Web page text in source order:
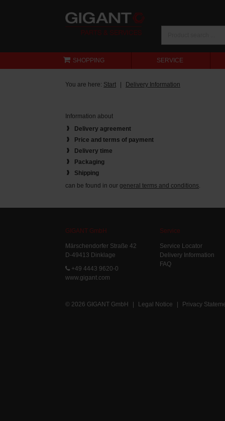
SHOPPING SERVICE
You are here: Start Delivery Information
Information about
Delivery agreement
Price and terms of payment
Delivery time
Packaging
Shipping
can be found in our general terms and conditions.
GIGANT GmbH
Märschendorfer Straße 42
D-49413 Dinklage
+49 4443 9620-0
www.gigant.com
Service
Service Locator
Delivery Information
FAQ
© 2026 GIGANT GmbH | Legal Notice | Privacy